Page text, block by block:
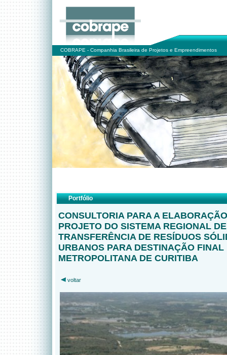
COBRAPE - Companhia Brasileira de Projetos e Empreendimentos
Portfólio
CONSULTORIA PARA A
PROJETO DO SISTEMA REGIONAL DE
TRANSFERÊNCIA DE RESÍDUOS
URBANOS PARA DESTINAÇÃO FINAL
METROPOLITANA DE CURITIBA
voltar